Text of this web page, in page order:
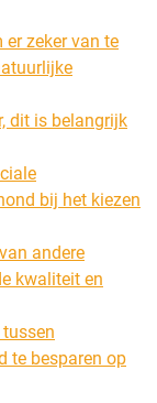
zeker van te
dit is belangrijk
bij het kiezen
andere
kwaliteit en
te besparen op